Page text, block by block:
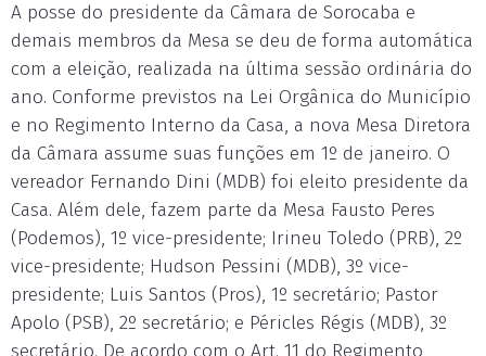
A posse do presidente da Câmara de Sorocaba e
demais membros da Mesa se deu de forma automática
com a eleição, realizada na última sessão ordinária do
ano. Conforme previstos na Lei Orgânica do Município
e no Regimento Interno da Casa, a nova Mesa Diretora
da Câmara assume suas funções em 1º de janeiro. O
vereador Fernando Dini (MDB) foi eleito presidente da
Casa. Além dele, fazem parte da Mesa Fausto Peres
(Podemos), 1º vice-presidente; Irineu Toledo (PRB), 2º
vice-presidente; Hudson Pessini (MDB), 3º vice-
presidente; Luis Santos (Pros), 1º secretário; Pastor
Apolo (PSB), 2º secretário; e Péricles Régis (MDB), 3º
secretário. De acordo com o Art. 11 do Regimento